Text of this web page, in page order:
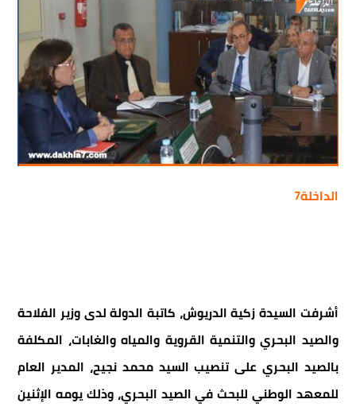
الداخلة7
أشرفت السيدة زكية الدريوش، كاتبة الدولة لدى وزير الفلاحة
والصيد البحري والتنمية القروية والمياه والغابات، المكلفة
بالصيد البحري على تنصيب السيد محمد نجيح، المدير العام
للمعهد الوطني للبحث في الصيد البحري، وذلك يومه الإثنين